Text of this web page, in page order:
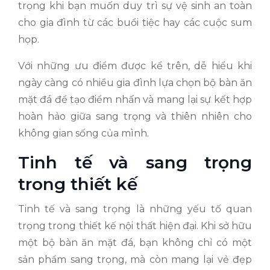
trọng khi bạn muốn duy trì sự vệ sinh an toàn
cho gia đình từ các buổi tiệc hay các cuộc sum
họp.
Với những ưu điểm được kể trên, dễ hiểu khi
ngày càng có nhiều gia đình lựa chọn bộ bàn ăn
mặt đá để tạo điểm nhấn và mang lại sự kết hợp
hoàn hảo giữa sang trọng và thiên nhiên cho
không gian sống của mình.
Tinh tế và sang trọng
trong thiết kế
Tinh tế và sang trọng là những yếu tố quan
trọng trong thiết kế nội thất hiện đại. Khi sở hữu
một bộ bàn ăn mặt đá, bạn không chỉ có một
sản phẩm sang trọng, mà còn mang lại vẻ đẹp